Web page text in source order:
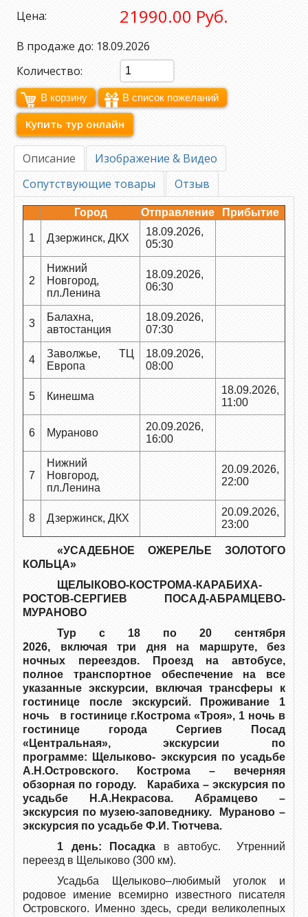
Цена:
21990.00 Руб.
В продаже до: 18.09.2026
Количество:
Купить тур онлайн
Описание
Изображение & Видео
Сопутствующие товары
Отзыв
Город Отправление Прибытие
1 Дзержинск, ДКХ
18.09.2026,
05:30
2
Нижний
Новгород,
пл.Ленина
18.09.2026,
06:30
3
Балахна,
автостанция
18.09.2026,
07:30
4
Заволжье, ТЦ
Европа
18.09.2026,
08:00
5 Кинешма
18.09.2026,
11:00
6 Мураново
20.09.2026,
16:00
7
Нижний
Новгород,
пл.Ленина
20.09.2026,
22:00
8 Дзержинск, ДКХ
20.09.2026,
23:00
«УСАДЕБНОЕ ОЖЕРЕЛЬЕ ЗОЛОТОГО
КОЛЬЦА»
ЩЕЛЫКОВО-КОСТРОМА-КАРАБИХА-
РОСТОВ-СЕРГИЕВ ПОСАД-АБРАМЦЕВО-
МУРАНОВО
Тур с 18 по 20 сентября
2026, включая три дня на маршруте, без
ночных переездов. Проезд на автобусе,
полное транспортное обеспечение на все
указанные экскурсии, включая трансферы к
гостинице после экскурсий. Проживание 1
ночь в гостинице г.Кострома «Троя», 1 ночь в
гостинице города Сергиев Посад
«Центральная», экскурсии по
программе: Щелыково- экскурсия по усадьбе
А.Н.Островского. Кострома – вечерняя
обзорная по городу. Карабиха – экскурсия по
усадьбе Н.А.Некрасова. Абрамцево –
экскурсия по музею-заповеднику. Мураново –
экскурсия по усадьбе Ф.И. Тютчева.
1 день: Посадка в автобус. Утренний
переезд в Щелыково (300 км).
Усадьба Щелыково–любимый уголок и
родовое имение всемирно известного писателя
Островского. Именно здесь, среди великолепных